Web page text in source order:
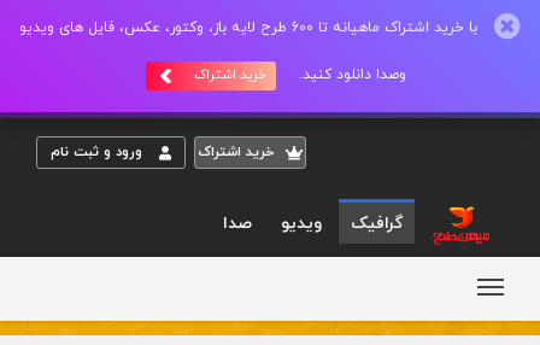
با خرید اشتراک ماهیانه تا 600 طرح لایه باز، وکتور، عکس، فایل های ویدیو
وصدا دانلود کنید. خرید اشتراک
خريد اشتراک ورود و ثبت نام
گرافیک ویدیو صدا